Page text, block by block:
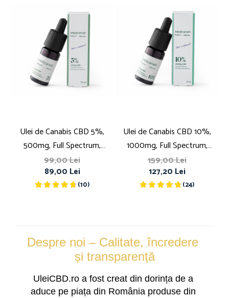
Ulei de Canabis CBD 5%,
500mg, Full Spectrum,
Premium, 10ml
99,00 Lei
89,00 Lei
(10)
Ulei de Canabis CBD 10%,
1000mg, Full Spectrum,
Premium, 10ml
159,00 Lei
127,20 Lei
(24)
Despre noi – Calitate, încredere
și transparență
UleiCBD.ro a fost creat din dorința de a
aduce pe piața din România produse din